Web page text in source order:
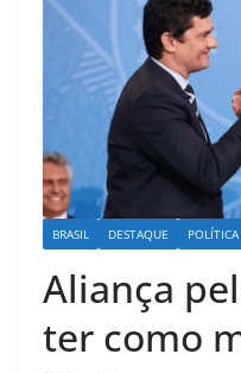
BRASIL DESTAQUE POLÍTICA
Aliança
ter como